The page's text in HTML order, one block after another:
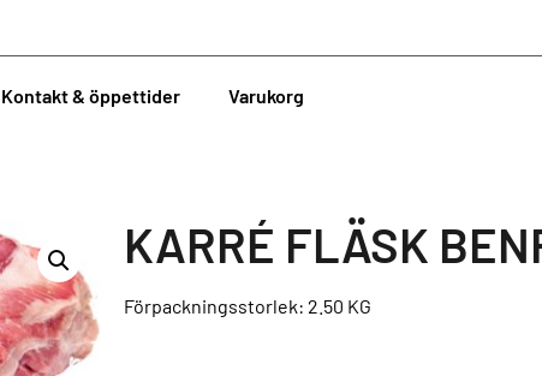
Kontakt & öppettider Varukorg
KARRÉ FLÄSK
Förpackningsstorlek: 2.50 KG